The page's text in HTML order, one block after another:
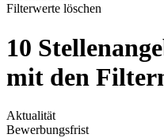
Filterwerte löschen
10
mit den
Aktualität
Bewerbungsfrist